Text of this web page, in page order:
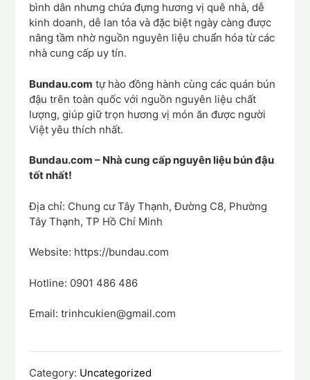
bình dân nhưng chứa đựng hương vị quê nhà, dễ
kinh doanh, dễ lan tỏa và đặc biệt ngày càng được
nâng tầm nhờ nguồn nguyên liệu chuẩn hóa từ các
nhà cung cấp uy tín.
Bundau.com tự hào đồng hành cùng các quán bún
đậu trên toàn quốc với nguồn nguyên liệu chất
lượng, giúp giữ trọn hương vị món ăn được người
Việt yêu thích nhất.
Bundau.com – Nhà cung cấp nguyên liệu bún đậu
tốt nhất!
Địa chỉ: Chung cư Tây Thạnh, Đường C8, Phường
Tây Thạnh, TP Hồ Chí Minh
Website: https://bundau.com
Hotline: 0901 486 486
Email: trinhcukien@gmail.com
Category: Uncategorized